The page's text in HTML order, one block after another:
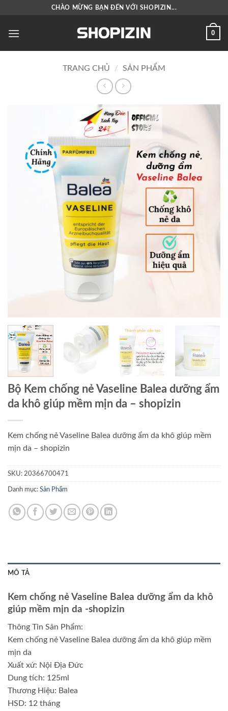
nội
CHÀO MỪNG BẠN ĐẾN VỚI SHOPIZIN...
0
TRANG CHỦ / SẢN PHẨM
Bộ Kem chống nẻ Vaseline Balea dưỡng ẩm
da khô giúp mềm mịn da – shopizin
Kem chống nẻ Vaseline Balea dưỡng ẩm da khô giúp mềm
mịn da – shopizin
SKU: 20366700471
Danh mục: Sản Phẩm
MÔ TẢ
Kem chống nẻ Vaseline Balea dưỡng ẩm da khô
giúp mềm mịn da -shopizin
Thông Tin Sản Phẩm:
Kem chống nẻ Vaseline Balea dưỡng ẩm da khô giúp mềm
mịn da
Xuất xứ: Nội Địa Đức
Dung tích: 125ml
Thương Hiệu: Balea
HSD: 12 tháng